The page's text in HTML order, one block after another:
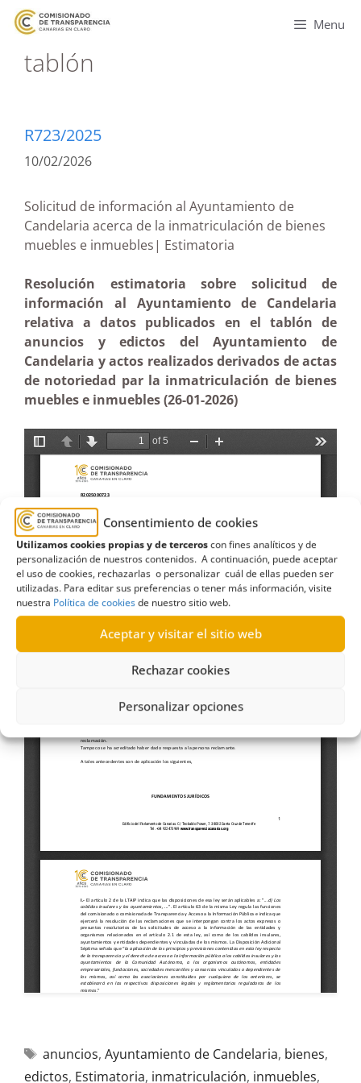
Consentimiento de cookies
Utilizamos cookies propias y de terceroscon fines analíticos y de
personalización de nuestros contenidos. A continuación, puede aceptar
el uso de cookies, rechazarlas o personalizar cuál de ellas pueden ser
utilizadas. Para editar sus preferencias o tener más información, visite
nuestra Política de cookiesde nuestro sitio web.
Aceptar y visitar el sitio web
Rechazar cookies
Personalizar opciones
Menu
tablón
R723/2025
10/02/2026
Solicitud de información al Ayuntamiento de
Candelaria acerca de la inmatriculación de bienes
muebles e inmuebles| Estimatoria
Resolución estimatoria sobre solicitud de
información al Ayuntamiento de Candelaria
relativa a datos publicados en el tablón de
anuncios y edictos del Ayuntamiento de
Candelaria y actos realizados derivados de actas
de notoriedad par la inmatriculación de bienes
muebles e inmuebles (26-01-2026)
anuncios, Ayuntamiento de Candelaria, bienes,
edictos, Estimatoria, inmatriculación, inmuebles,